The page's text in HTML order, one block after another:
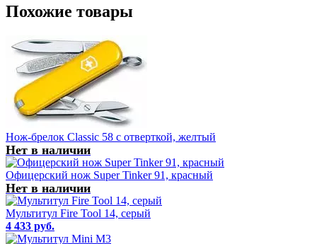
Похожие товары
Нож-брелок Classic 58 с отверткой, желтый
Нет в наличии
Офицерский нож Super Tinker 91, красный
Нет в наличии
Мультитул Fire Tool 14, серый
4 433 руб.